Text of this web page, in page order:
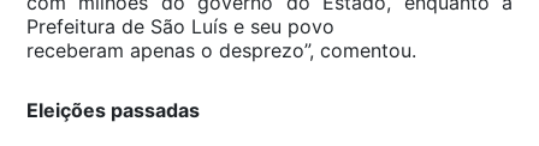
Prefeitura de São Luís e seu povo
receberam apenas o desprezo”, comentou.
Eleições passadas